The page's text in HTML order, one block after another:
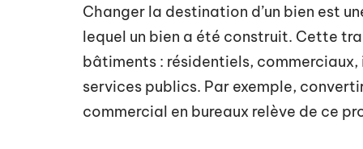
Changer la destination d’un bien est
lequel un bien a été construit. Cette
bâtiments : résidentiels,
services publics. Par exemple,
commercial en bureaux relève de ce